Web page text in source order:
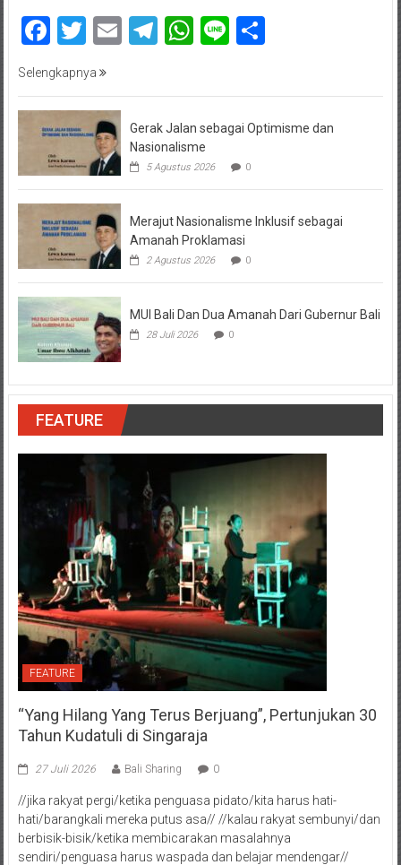
Facebook
Twitter
EmailTelegram
WhatsApp
LineShare
Selengkapnya
Gerak Jalan sebagai Optimisme dan
Nasionalisme
5 Agustus 2026 0
Merajut Nasionalisme Inklusif sebagai
Amanah Proklamasi
2 Agustus 2026 0
MUI Bali Dan Dua Amanah Dari Gubernur Bali
28 Juli 2026 0
FEATURE
FEATURE
“Yang Hilang Yang Terus Berjuang”, Pertunjukan 30
Tahun Kudatuli di Singaraja
27 Juli 2026 Bali Sharing 0
//jika rakyat pergi/ketika penguasa pidato/kita harus hati-
hati/barangkali mereka putus asa// //kalau rakyat sembunyi/dan
berbisik-bisik/ketika membicarakan masalahnya
sendiri/penguasa harus waspada dan belajar mendengar//